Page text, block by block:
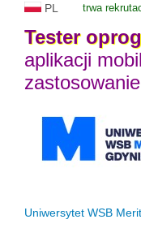
PL trwa
Tester
aplikacji
Uniwersytet WSB